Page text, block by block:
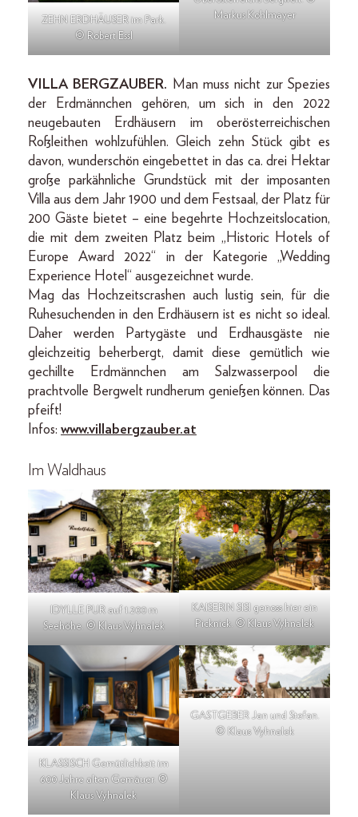
ZEHN ERDHÄUSER im Park.
© Robert Essl
Markus Kohlmayer
VILLA BERGZAUBER. Man muss nicht zur Spezies
der Erdmännchen gehören, um sich in den 2022
neugebauten Erdhäusern im oberösterreichischen
Roßleithen wohlzufühlen. Gleich zehn Stück gibt es
davon, wunderschön eingebettet in das ca. drei Hektar
große parkähnliche Grundstück mit der imposanten
Villa aus dem Jahr 1900 und dem Festsaal, der Platz für
200 Gäste bietet – eine begehrte Hochzeitslocation,
die mit dem zweiten Platz beim „Historic Hotels of
Europe Award 2022“ in der Kategorie „Wedding
Experience Hotel“ ausgezeichnet wurde.
Mag das Hochzeitscrashen auch lustig sein, für die
Ruhesuchenden in den Erdhäusern ist es nicht so ideal.
Daher werden Partygäste und Erdhausgäste nie
gleichzeitig beherbergt, damit diese gemütlich wie
gechillte Erdmännchen am Salzwasserpool die
prachtvolle Bergwelt rundherum genießen können. Das
pfeift!
Infos: www.villabergzauber.at
Im Waldhaus
IDYLLE PUR auf 1.200 m
Seehöhe. © Klaus Vyhnalek
KAISERIN SISI genoss hier ein
Picknick. © Klaus Vyhnalek
KLASSISCH Gemütlichkeit im
600 Jahre alten Gemäuer. ©
Klaus Vyhnalek
GASTGEBER Jan und Stefan.
© Klaus Vyhnalek